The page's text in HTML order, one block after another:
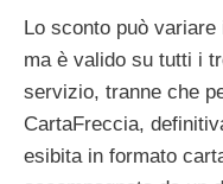
Lo sconto può variare
ma è valido su tutti i
servizio, tranne che
CartaFreccia,
esibita in formato